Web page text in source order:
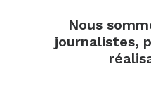
Nous
journalistes,